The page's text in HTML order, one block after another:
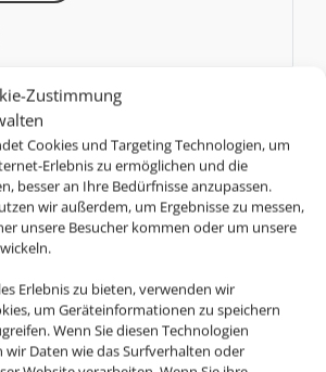
Zustimmung
Cookies und Targeting Technologien, um
Erlebnis zu ermöglichen und die
besser an Ihre Bedürfnisse anzupassen.
wir außerdem, um Ergebnisse zu messen,
unsere Besucher kommen oder um unsere
Erlebnis zu bieten, verwenden wir
um Geräteinformationen zu speichern
Wenn Sie diesen Technologien
Daten wie das Surfverhalten oder
In